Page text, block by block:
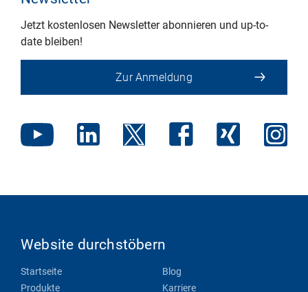
Jetzt kostenlosen Newsletter abonnieren und up-to-
date bleiben!
Zur Anmeldung
Website durchstöbern
Startseite
Produkte
Blog
Karriere